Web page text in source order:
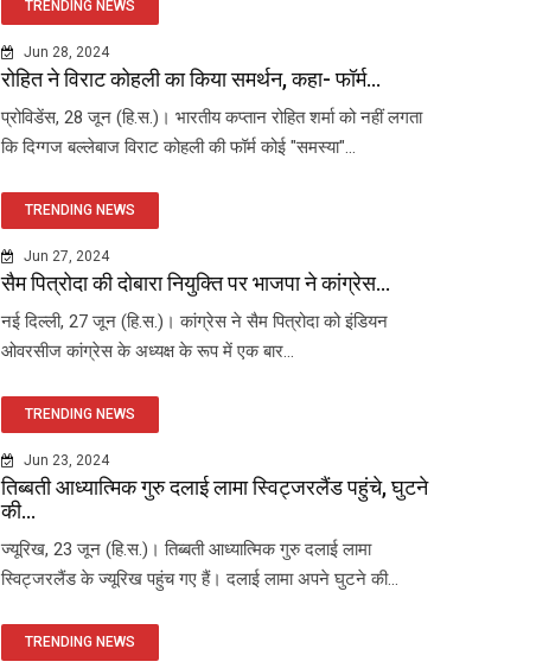
TRENDING NEWS
Jun 28, 2024
रोहित ने विराट कोहली का किया समर्थन, कहा- फॉर्म...
प्रोविडेंस, 28 जून (हि.स.)। भारतीय कप्तान रोहित शर्मा को नहीं लगता
कि दिग्गज बल्लेबाज विराट कोहली की फॉर्म कोई "समस्या"...
TRENDING NEWS
Jun 27, 2024
सैम पित्रोदा की दोबारा नियुक्ति पर भाजपा ने कांग्रेस...
नई दिल्ली, 27 जून (हि.स.)। कांग्रेस ने सैम पित्रोदा को इंडियन
ओवरसीज कांग्रेस के अध्यक्ष के रूप में एक बार...
TRENDING NEWS
Jun 23, 2024
तिब्बती आध्यात्मिक गुरु दलाई लामा स्विट्जरलैंड पहुंचे, घुटने
की...
ज्यूरिख, 23 जून (हि.स.)। तिब्बती आध्यात्मिक गुरु दलाई लामा
स्विट्जरलैंड के ज्यूरिख पहुंच गए हैं। दलाई लामा अपने घुटने की...
TRENDING NEWS